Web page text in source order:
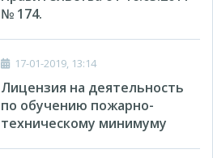
№ 174.
17-01-2019, 13:14
Лицензия на деятельность
по обучению пожарно-
техническому минимуму